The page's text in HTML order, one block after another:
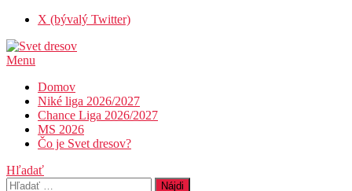
Skip
Content
X (bývalý Twitter)
Menu
Domov
Niké liga 2026/2027
Chance Liga 2026/2027
MS 2026
Čo je Svet dresov?
Hľadať
Hľadať: